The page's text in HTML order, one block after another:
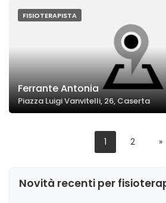
FISIOTERAPISTA
Ferrante Antonia
Piazza Luigi Vanvitelli, 26, Caserta
1 2 »
Novità recenti per